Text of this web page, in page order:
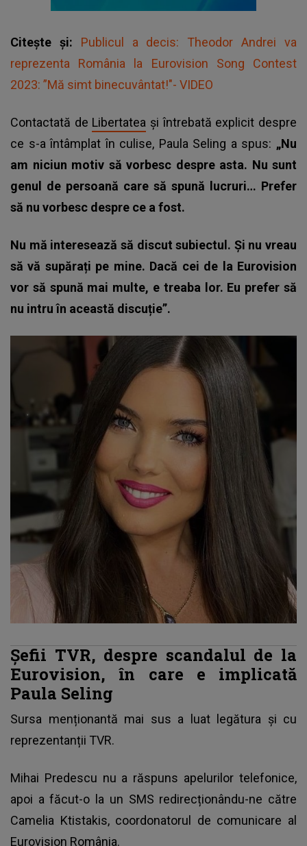
Citește și: Publicul a decis: Theodor Andrei va
reprezenta România la Eurovision Song Contest
2023: ”Mă simt binecuvântat!"- VIDEO
Contactată de Libertatea și întrebată explicit despre
ce s-a întâmplat în culise, Paula Seling a spus: „Nu
am niciun motiv să vorbesc despre asta. Nu sunt
genul de persoană care să spună lucruri… Prefer
să nu vorbesc despre ce a fost.
Nu mă interesează să discut subiectul. Și nu vreau
să vă supărați pe mine. Dacă cei de la Eurovision
vor să spună mai multe, e treaba lor. Eu prefer să
nu intru în această discuție”.
Șefii TVR, despre scandalul de la
Eurovision, în care e implicată
Paula Seling
Sursa menționantă mai sus a luat legătura și cu
reprezentanții TVR.
Mihai Predescu nu a răspuns apelurilor telefonice,
apoi a făcut-o la un SMS redirecționându-ne către
Camelia Ktistakis, coordonatorul de comunicare al
Eurovision România.